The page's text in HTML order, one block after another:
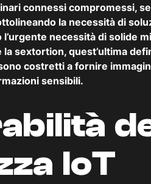
connessi compromessi,
la necessità di
necessità di solide
la sextortion, quest’ultima
costretti a fornire
sensibili.
IoT